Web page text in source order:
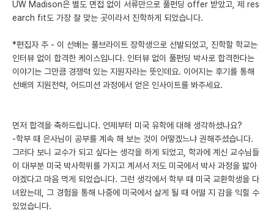
UW Madison은 별도 면접 없이 서류만으로 풀펀딩 offer 받았고, 제 res
earch fit도 가장 잘 맞는 곳이라서 진학하게 되었습니다.
*편집자 주 - 이 선배는 풀브라이트 장학생으로 선발되었고, 진학할 학교는
인터뷰 없이 합격한 케이스입니다. 인터뷰 없이 풀펀딩 박사로 합격한다는
이야기는 그만큼 경쟁력 있는 지원자라는 뜻인데요. 이어지는 후기를 통해
선배의 지원전략, 어드미션 과정에서 얻은 인사이트를 봐주세요.
먼저 합격을 축하드립니다. 언제부터 미국 유학에 대해 생각하셨나요?
-학부 때 은사님이 공부를 계속 해 보는 것이 어떻겠느냐 권해주셨습니다.
그러다 보니 교수가 되고 싶다는 생각을 하게 되었고, 학과에 계신 교수님들
이 대부분 미국 박사학위를 가지고 계셔서 저도 미국에서 박사 과정을 밟아
야겠다고 마음 먹게 되었습니다. 그런 생각에서 학부 때 미국 교환학생을 다
녀왔는데, 그 경험을 통해 나중에 미국에서 살게 될 때 어떨 지 감을 익힐 수
있었습니다.